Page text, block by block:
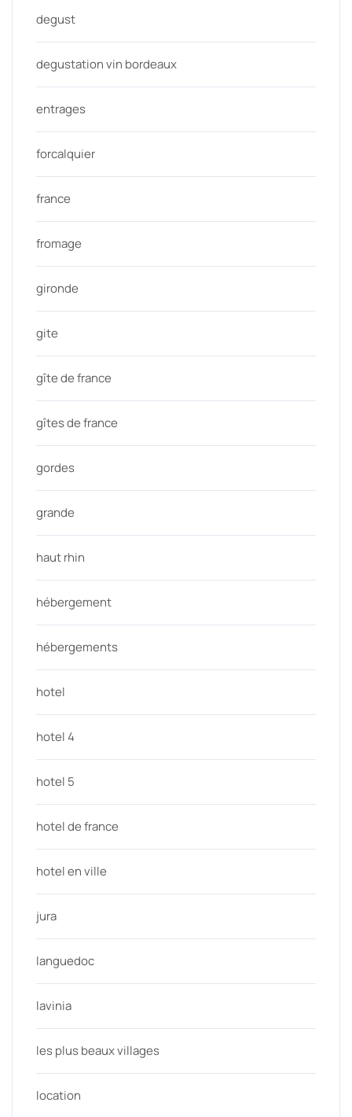
degust
degustation vin bordeaux
entrages
forcalquier
france
fromage
gironde
gite
gîte de france
gîtes de france
gordes
grande
haut rhin
hébergement
hébergements
hotel
hotel 4
hotel 5
hotel de france
hotel en ville
jura
languedoc
lavinia
les plus beaux villages
location